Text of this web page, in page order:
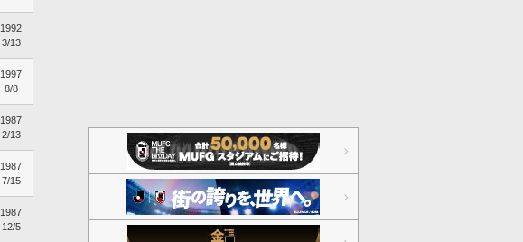
1992
3/13
1997
8/8
1987
2/13
1987
7/15
1987
12/5